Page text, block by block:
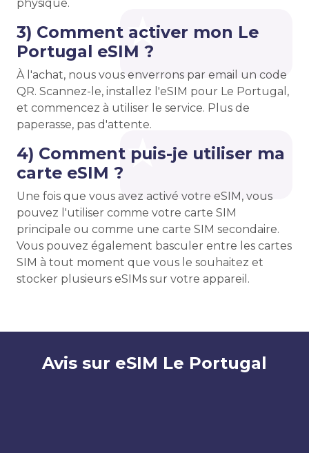
physique.
3) Comment activer mon Le
Portugal eSIM ?
À l'achat, nous vous enverrons par email un code
QR. Scannez-le, installez l'eSIM pour Le Portugal,
et commencez à utiliser le service. Plus de
paperasse, pas d'attente.
4) Comment puis-je utiliser ma
carte eSIM ?
Une fois que vous avez activé votre eSIM, vous
pouvez l'utiliser comme votre carte SIM
principale ou comme une carte SIM secondaire.
Vous pouvez également basculer entre les cartes
SIM à tout moment que vous le souhaitez et
stocker plusieurs eSIMs sur votre appareil.
Avis sur eSIM Le Portugal